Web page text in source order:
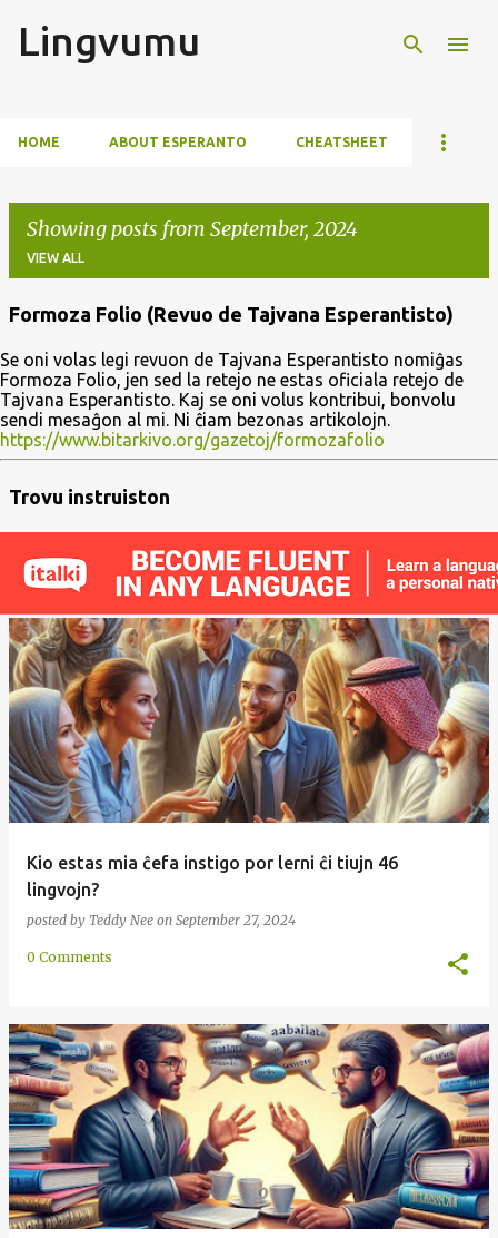
Lingvumu
HOME ABOUT ESPERANTO CHEATSHEET
Showing posts from September, 2024
VIEW ALL
o
s
t
s
Formoza Folio (Revuo de Tajvana Esperantisto)
Se oni volas legi revuon de Tajvana Esperantisto nomiĝas
Formoza Folio, jen sed la retejo ne estas oficiala retejo de
Tajvana Esperantisto. Kaj se oni volus kontribui, bonvolu
sendi mesaĝon al mi. Ni ĉiam bezonas artikolojn.
https://www.bitarkivo.org/gazetoj/formozafolio
Trovu instruiston
Kio estas mia ĉefa instigo por lerni ĉi tiujn 46
lingvojn?
posted by Teddy Nee on September 27, 2024
0 Comments